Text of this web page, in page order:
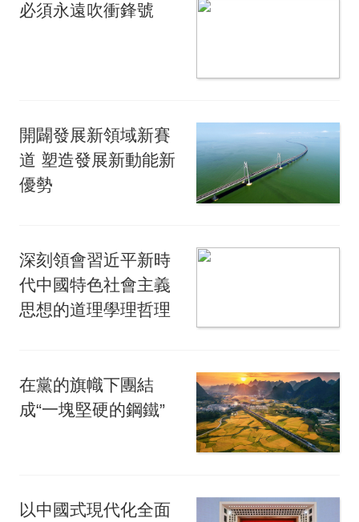
必須永遠吹衝鋒號
開闢發展新領域新賽
道 塑造發展新動能新
優勢
深刻領會習近平新時
代中國特色社會主義
思想的道理學理哲理
在黨的旗幟下團結
成“一塊堅硬的鋼鐵”
以中國式現代化全面